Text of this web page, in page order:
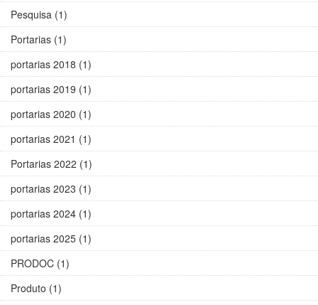
Pesquisa (1)
Portarias (1)
portarias 2018 (1)
portarias 2019 (1)
portarias 2020 (1)
portarias 2021 (1)
Portarias 2022 (1)
portarias 2023 (1)
portarias 2024 (1)
portarias 2025 (1)
PRODOC (1)
Produto (1)